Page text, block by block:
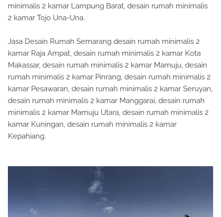
minimalis 2 kamar Lampung Barat, desain rumah minimalis
2 kamar Tojo Una-Una.
Jasa Desain Rumah Semarang desain rumah minimalis 2
kamar Raja Ampat, desain rumah minimalis 2 kamar Kota
Makassar, desain rumah minimalis 2 kamar Mamuju, desain
rumah minimalis 2 kamar Pinrang, desain rumah minimalis 2
kamar Pesawaran, desain rumah minimalis 2 kamar Seruyan,
desain rumah minimalis 2 kamar Manggarai, desain rumah
minimalis 2 kamar Mamuju Utara, desain rumah minimalis 2
kamar Kuningan, desain rumah minimalis 2 kamar
Kepahiang.